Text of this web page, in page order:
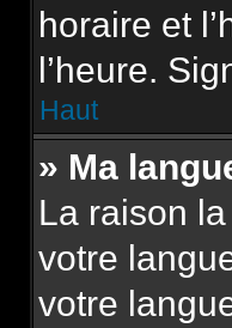
horaire et
l’heure.
Haut
» Ma
La raison
votre
votre